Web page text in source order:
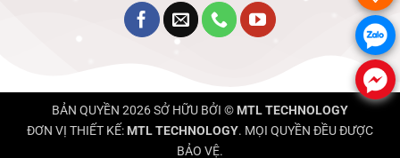
BẢN QUYỀN 2026 SỞ HỮU BỞI © MTL TECHNOLOGY
ĐƠN VỊ THIẾT KẾ: MTL TECHNOLOGY. MỌI QUYỀN ĐỀU ĐƯỢC
BẢO VỆ.
.
.